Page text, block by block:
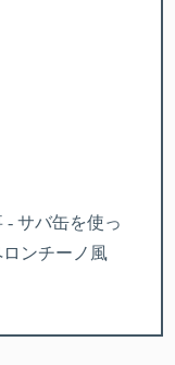
- サバ缶を使っ
ンチーノ風